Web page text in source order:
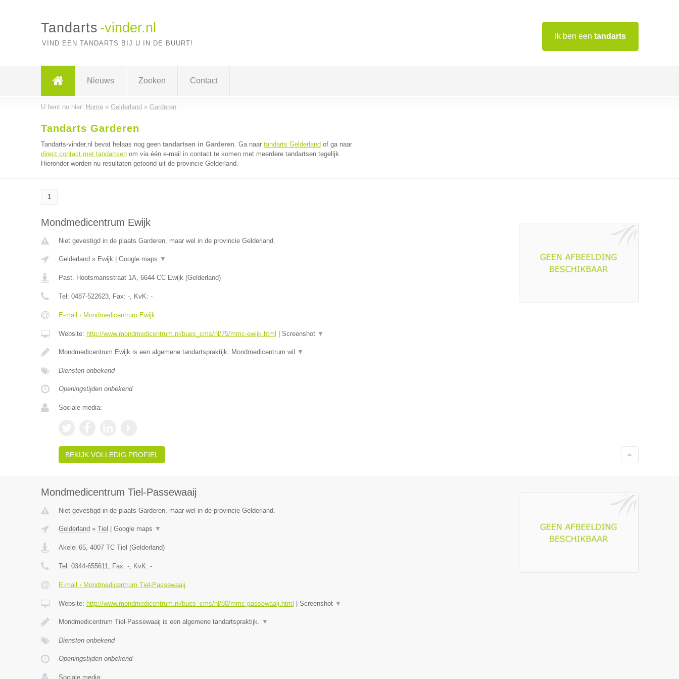
Ik ben een tandarts
Tandarts -vinder.nl
VIND EEN TANDARTS BIJ U IN DE BUURT!
Nieuws Zoeken Contact
U bent nu hier: Home» Gelderland » Garderen
Tandarts Garderen
Tandarts-vinder.nl bevat helaas nog geen tandartsen in Garderen. Ga naar tandarts Gelderland of ga naar
direct contact met tandartsenom via één e-mail in contact te komen met meerdere tandartsen tegelijk.
Hieronder worden nu resultaten getoond uit de provincie Gelderland.
1
Mondmedicentrum Ewijk
Niet gevestigd in de plaats Garderen, maar wel in de provincie Gelderland.
Gelderland » Ewijk| Google maps ▼
Past. Hootsmansstraat 1A, 6644 CC Ewijk(Gelderland)
Tel: 0487-522623, Fax: -, KvK: -
E-mail › Mondmedicentrum Ewijk
Website: http://www.mondmedicentrum.nl/bues_cms/nl/75/mmc-ewijk.html Screenshot ▼
Mondmedicentrum Ewijk is een algemene tandartspraktijk. Mondmedicentrum wil ▼
Diensten onbekend
Openingstijden onbekend
Sociale media:
BEKIJK VOLLEDIG PROFIEL
Mondmedicentrum Tiel-Passewaaij
Niet gevestigd in de plaats Garderen, maar wel in de provincie Gelderland.
Gelderland » Tiel Google maps ▼
Akelei 65, 4007 TC Tiel (Gelderland)
Tel: 0344-655611, Fax: -, KvK: -
E-mail › Mondmedicentrum Tiel-Passewaaij
Website: http://www.mondmedicentrum.nl/bues_cms/nl/80/mmc-passewaaij.html Screenshot ▼
Mondmedicentrum Tiel-Passewaaij is een algemene tandartspraktijk. ▼
Diensten onbekend
Openingstijden onbekend
Sociale media: